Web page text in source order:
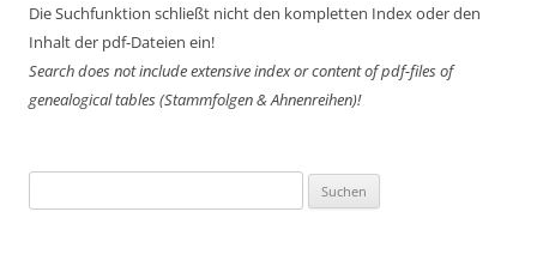
Die Suchfunktion schließt nicht den kompletten Index oder den
Inhalt der pdf-Dateien ein!
Search does not include extensive index or content ofpdf-files of
genealogical tables (Stammfolgen & Ahnenreihen)!
nach: